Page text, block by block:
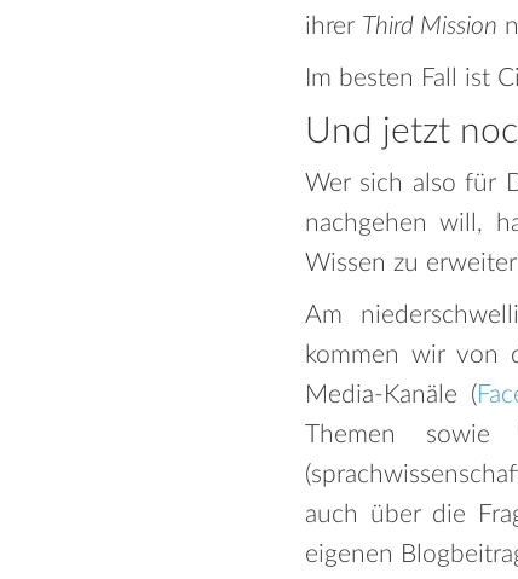
ihrer Third Mission
Im besten Fall ist
Und jetzt
Wer sich also für
nachgehen will,
Wissen zu
Am
kommen wir von
Media-Kanäle (
Themen
auch über die
eigenen